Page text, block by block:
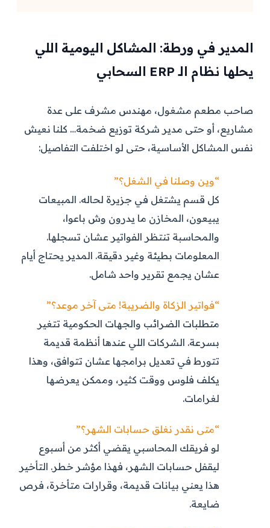
المدير في ورطة: المشاكل اليومية اللي
يحلها نظام الـ ERP السحابي
صاحب مطعم مشغول، مهندس مشرف على عدة
مشاريع، أو حتى مدير شركة توزيع ضخمة… كلنا نعيش
نفس المشاكل الأساسية، حتى لو اختلفت التفاصيل:
“وين وصلنا في الشغل؟”
كل قسم يشتغل في جزيرة لحاله. المبيعات
يبيعون، المخازن ما يدرون وش باعوا،
والمحاسبة تنتظر الفواتير عشان تسجلها.
المعلومات بطيئة وغير دقيقة. المدير يحتاج أيام
عشان يجمع تقرير واحد شامل.
“فواتير الزكاة والضريبة! متى آخر موعد؟”
متطلبات الضرائب والجهات الحكومية تتغير
بسرعة. الشركات اللي عندها أنظمة قديمة
تتورط في تعديل برامجها عشان تتوافق، وهذا
يكلف فلوس ووقت كثير، وممكن يعرضها
لغرامات.
“متى نقدر نغلق حسابات الشهر؟”
لو فريقك المحاسبي يقضي أكثر من أسبوع
ليقفل حسابات الشهر، فهذا مؤشر خطر. التأخير
هذا يعني بيانات قديمة، وقرارات متأخرة، فرص
ضايعة.